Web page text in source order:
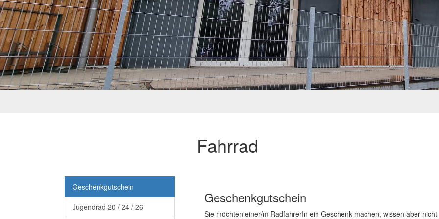
Fahrrad
Geschenkgutschein
Jugendrad 20 / 24 / 26
Geschenkgutschein
Sie möchten einer/m RadfahrerIn ein Geschenk machen, wissen aber nicht